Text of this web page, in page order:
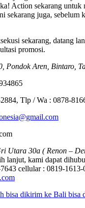
Action sekarang untuk
sekarang juga, sebelum
sekarang, datang
promosi.
Pondok Aren, Bintaro,
Tlp / Wa : 0878-
Utara 30a ( Renon –
lanjut, kami dapat
cellular : 0819-
bisa dikirim ke Bali bisa